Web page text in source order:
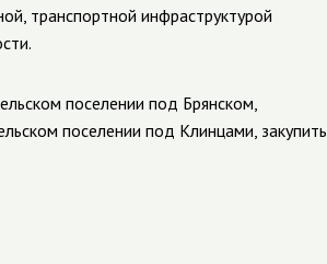
транспортной инфраструктурой
поселении под Брянском,
поселении под Клинцами, закупить